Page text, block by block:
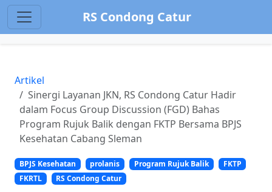
RS Condong Catur
Artikel
Sinergi Layanan JKN, RS Condong Catur Hadir
dalam Focus Group Discussion (FGD) Bahas
Program Rujuk Balik dengan FKTP Bersama BPJS
Kesehatan Cabang Sleman
BPJS Kesehatan prolanis Program Rujuk Balik
FKTP
FKRTL
RS Condong Catur